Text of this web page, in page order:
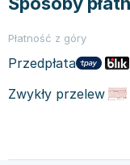
Płatność z góry
Przedpłata
Zwykły przelew